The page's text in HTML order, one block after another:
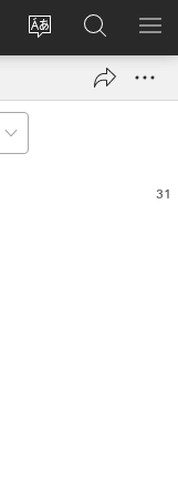
የድረ
ግባ
(አዲስ
JW.ORG
ላይ
መፈለጊያ